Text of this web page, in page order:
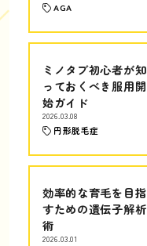
AGA
ミノタブ初心者が知
っておくべき服用開
始ガイド
2026.03.08
円形脱毛症
効率的な育毛を目指
すための遺伝子解析
術
2026.03.01